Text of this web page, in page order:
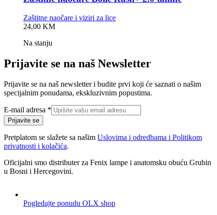
Zaštitne naočare i viziri za lice
0,0
24,00 KM
Na stanju
Prijavite se na naš Newsletter
Prijavite se na naš newsletter i budite prvi koji će saznati o našim
specijalnim ponudama, ekskluzivnim popustima.
adresa
E-
mail
E-mail adresa *
Prijavite se
Pretplatom se slažete sa našim Uslovima i odredbama i Politikom
privatnosti i kolačića.
Oficijalni smo distributer za Fenix lampe i anatomsku obuću Grubin
u Bosni i Hercegovini.
Pogledajte ponudu OLX shop